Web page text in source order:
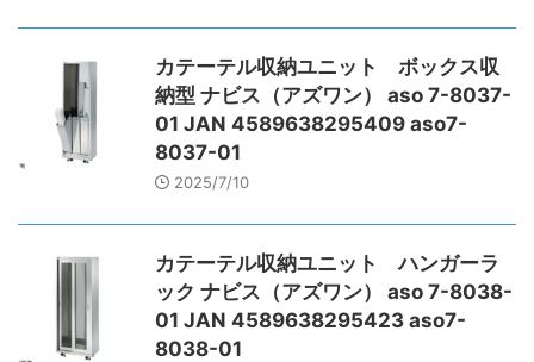
カテーテル収納ユニット ボックス収
納型 ナビス（アズワン） aso 7-8037-
01 JAN 4589638295409 aso7-
8037-01
2025/7/10
カテーテル収納ユニット ハンガーラ
ック ナビス（アズワン） aso 7-8038-
01 JAN 4589638295423 aso7-
8038-01